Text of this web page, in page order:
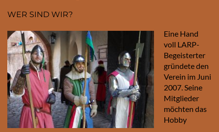
WER SIND WIR?
Eine Hand
voll LARP-
Begeisterter
gründete den
Verein im Juni
2007. Seine
Mitglieder
möchten das
Hobby